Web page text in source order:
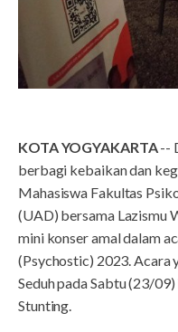
KOTA YOGYAKARTA--
berbagi kebaikan dan
Mahasiswa Fakultas
(UAD) bersama Lazismu
mini konser amal dalam
(Psychostic) 2023. Acara
Seduh pada Sabtu (23/
Stunting.